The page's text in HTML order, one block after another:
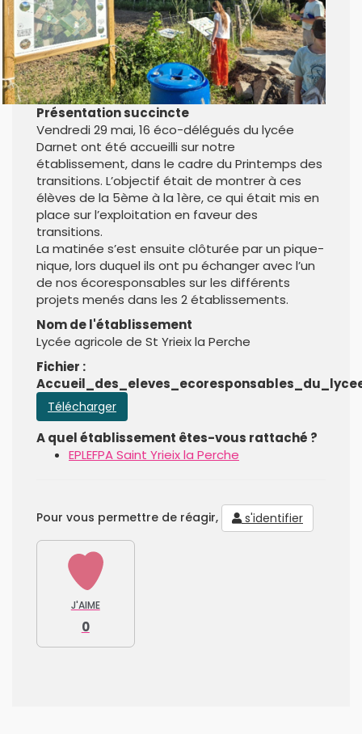
Présentation succincte
Vendredi 29 mai, 16 éco-délégués du lycée
Darnet ont été accueilli sur notre
établissement, dans le cadre du Printemps des
transitions. L’objectif était de montrer à ces
élèves de la 5ème à la 1ère, ce qui était mis en
place sur l’exploitation en faveur des
transitions.
La matinée s’est ensuite clôturée par un pique-
nique, lors duquel ils ont pu échanger avec l’un
de nos écoresponsables sur les différents
projets menés dans les 2 établissements.
Nom de l'établissement
Lycée agricole de St Yrieix la Perche
Fichier :
Télécharger
A quel établissement êtes-vous rattaché ?
EPLEFPA Saint Yrieix la Perche
Pour vous permettre de réagir, s'identifier
J'AIME
0